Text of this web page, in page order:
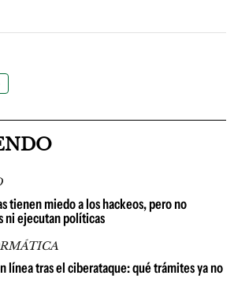
tienen miedo a los hackeos, pero no
ni ejecutan políticas
línea tras el ciberataque: qué trámites ya no